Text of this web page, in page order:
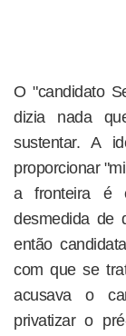
O "candidato
dizia nada
sustentar. A
proporcionar
a fronteira é
desmedida de
então
com que se
acusava o
privatizar o